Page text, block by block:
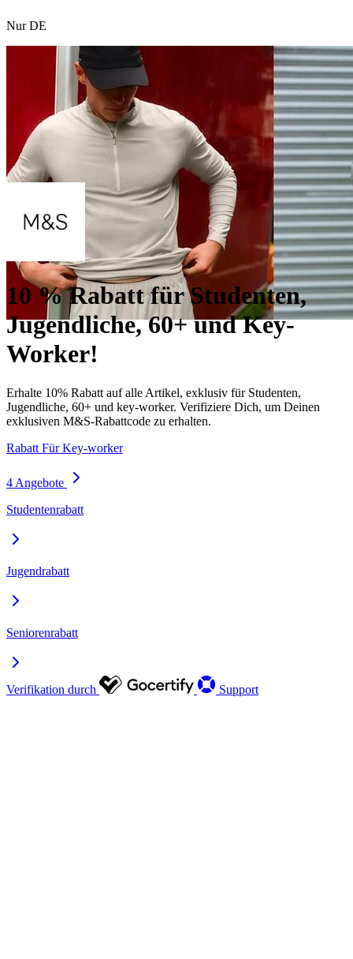
Nur DE
10 % Rabatt für Studenten,
Jugendliche, 60+ und Key-
Worker!
Erhalte 10% Rabatt auf alle Artikel, exklusiv für Studenten,
Jugendliche, 60+ und key-worker. Verifiziere Dich, um Deinen
exklusiven M&S-Rabattcode zu erhalten.
Rabatt Für Key-worker
4 Angebote
Studentenrabatt
Jugendrabatt
Seniorenrabatt
Verifikation durch Support